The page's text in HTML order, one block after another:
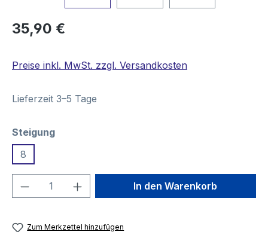
Regulärer Preis:
35,90 €
Preise inkl. MwSt. zzgl. Versandkosten
Lieferzeit 3–5 Tage
Steigungauswählen
8
Produkt Anzahl: Gib denIn den Warenkorb
Zum Merkzettel hinzufügen